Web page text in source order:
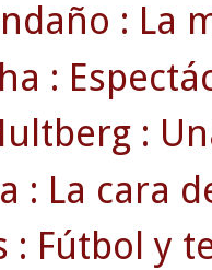
: La
:
:
: La cara
: Fútbol y